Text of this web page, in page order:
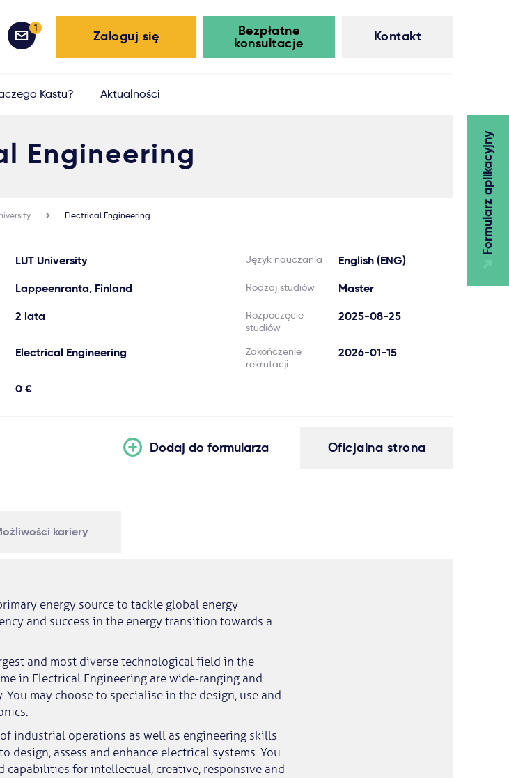
Kontakt
Bezpłatne
konsultacje
Zaloguj się
1
Formularz aplikacyjny
Kastu? Aktualności
Engineering
Electrical Engineering
LUT University
Lappeenranta, Finland
2 lata
Electrical Engineering
0 €
Język nauczania English (ENG)
Rodzaj studiów Master
Rozpoczęcie
studiów
2025-08-25
Zakończenie
rekrutacji
2026-01-15
Oficjalna strona
Dodaj do formularza
kariery
energy source to tackle global energy
and success in the energy transition towards a
and most diverse technological field in the
in Electrical Engineering are wide-ranging and
may choose to specialise in the design, use and
industrial operations as well as engineering skills
design, assess and enhance electrical systems. You
for intellectual, creative, responsive and